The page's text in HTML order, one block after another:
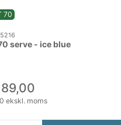
70
serve - ice blue
ekskl. moms